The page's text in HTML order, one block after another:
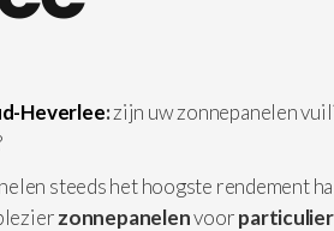
Heverlee:zijn uw zonnepanelen
steeds het hoogste rendement
zonnepanelenvoor